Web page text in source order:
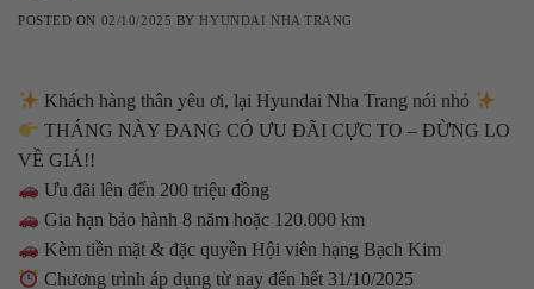
POSTED ON 02/10/2025 BY HYUNDAI NHA TRANG
Khách hàng thân yêu ơi, lại Hyundai Nha Trang nói nhỏ
THÁNG NÀY ĐANG CÓ ƯU ĐÃI CỰC TO – ĐỪNG LO
VỀ GIÁ!!
Ưu đãi lên đến 200 triệu đồng
Gia hạn bảo hành 8 năm hoặc 120.000 km
Kèm tiền mặt & đặc quyền Hội viên hạng Bạch Kim
Chương trình áp dụng từ nay đến hết 31/10/2025